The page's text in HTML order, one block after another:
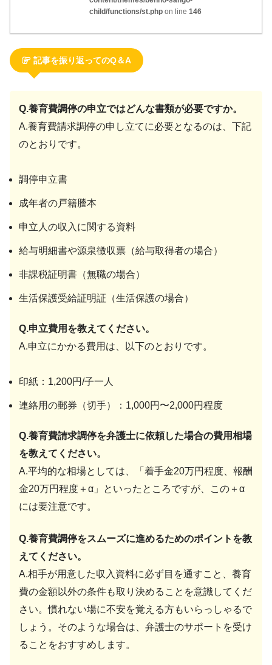
child/functions/st.php on line 146
記事を振り返ってのQ＆A
Q.養育費調停の申立ではどんな書類が必要ですか。
A.養育費請求調停の申し立てに必要となるのは、下記
のとおりです。
調停申立書
成年者の戸籍謄本
申立人の収入に関する資料
給与明細書や源泉徴収票（給与取得者の場合）
非課税証明書（無職の場合）
生活保護受給証明証（生活保護の場合）
Q.申立費用を教えてください。
A.申立にかかる費用は、以下のとおりです。
印紙：1,200円/子一人
連絡用の郵券（切手）：1,000円〜2,000円程度
Q.養育費請求調停を弁護士に依頼した場合の費用相場
を教えてください。
A.平均的な相場としては、「着手金20万円程度、報酬
金20万円程度＋α」といったところですが、この＋α
には要注意です。
Q.養育費調停をスムーズに進めるためのポイントを教
えてください。
A.相手が用意した収入資料に必ず目を通すこと、養育
費の金額以外の条件も取り決めることを意識してくだ
さい。慣れない場に不安を覚える方もいらっしゃるで
しょう。そのような場合は、弁護士のサポートを受け
ることをおすすめします。